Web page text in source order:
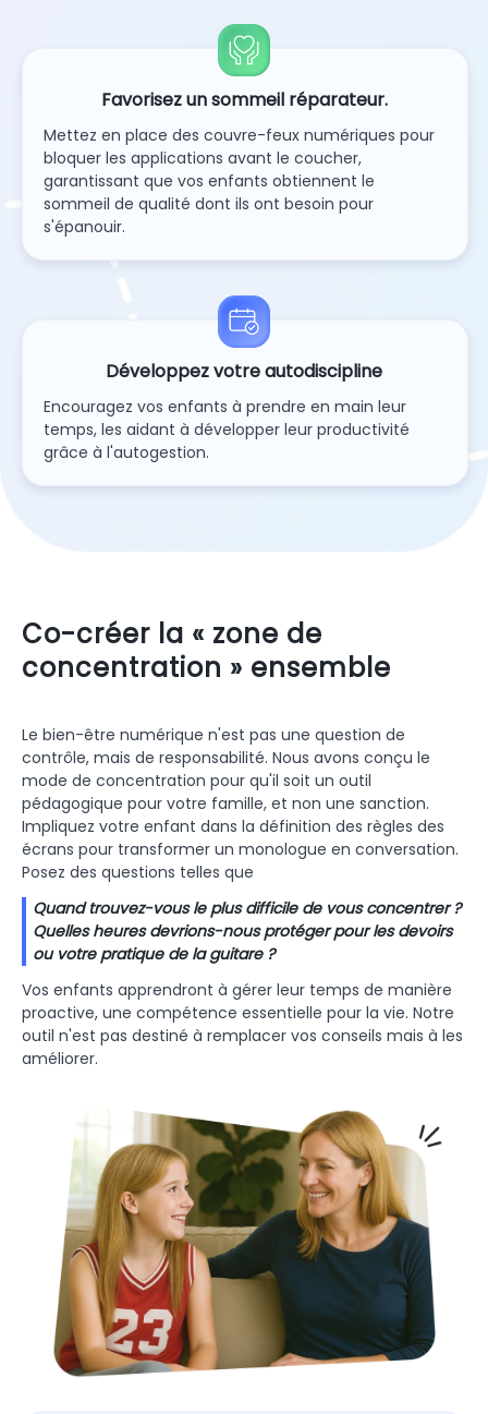
Favorisez un sommeil réparateur.
Mettez en place des couvre-feux numériques pour
bloquer les applications avant le coucher,
garantissant que vos enfants obtiennent le
sommeil de qualité dont ils ont besoin pour
s'épanouir.
Développez votre autodiscipline
Encouragez vos enfants à prendre en main leur
temps, les aidant à développer leur productivité
grâce à l'autogestion.
Co-créer la « zone de
concentration » ensemble
Le bien-être numérique n'est pas une question de
contrôle, mais de responsabilité. Nous avons conçu le
mode de concentration pour qu'il soit un outil
pédagogique pour votre famille, et non une sanction.
Impliquez votre enfant dans la définition des règles des
écrans pour transformer un monologue en conversation.
Posez des questions telles que
Quand trouvez-vous le plus difficile de vous concentrer ?
Quelles heures devrions-nous protéger pour les devoirs
ou votre pratique de la guitare ?
Vos enfants apprendront à gérer leur temps de manière
proactive, une compétence essentielle pour la vie. Notre
outil n'est pas destiné à remplacer vos conseils mais à les
améliorer.